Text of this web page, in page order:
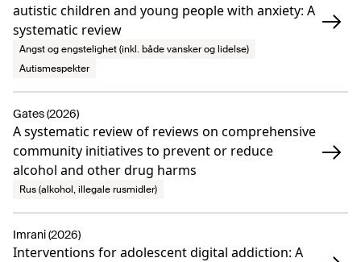
autistic children and young people with anxiety: A
systematic review
Angst og engstelighet (inkl. både vansker og lidelse)
Autismespekter
A systematic review of reviews on comprehensive
community initiatives to prevent or reduce
alcohol and other drug harms
Gates (2026)
Rus (alkohol, illegale rusmidler)
Interventions for adolescent digital addiction: A
Imrani (2026)